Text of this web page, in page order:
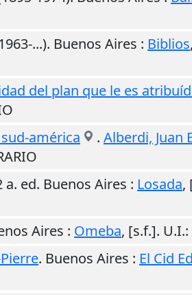
...). Buenos Aires : Biblios,
del plan que le es
américa
. Alberdi, Juan
a. ed. Buenos Aires : Losada,
Aires : Omeba, [s.f.]. U.I.
. Buenos Aires : El Cid